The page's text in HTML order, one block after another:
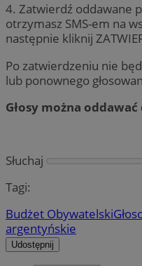
4. Zatwierdź oddawane
otrzymasz SMS-em na
następnie kliknij
Po zatwierdzeniu nie
lub ponownego
Głosy można
Słuchaj
Tagi:
Budżet Obywatelski
argentyńskie
Udostępnij